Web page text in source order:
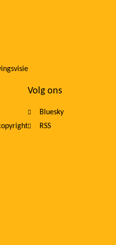
Volg ons
Bluesky
RSS